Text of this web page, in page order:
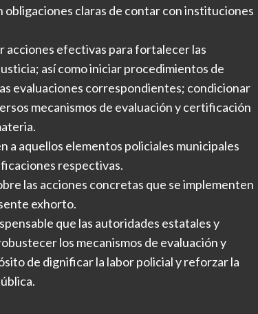
claras de contar con instituciones
acciones efectivas para fortalecer las
así como iniciar procedimientos de
evaluaciones correspondientes; condicionar
mecanismos de evaluación y certificación
a aquellos elementos policiales municipales
respectivas.
las acciones concretas que se implementen
exhorto.
que las autoridades estatales y
los mecanismos de evaluación y
de dignificar la labor policial y reforzar la